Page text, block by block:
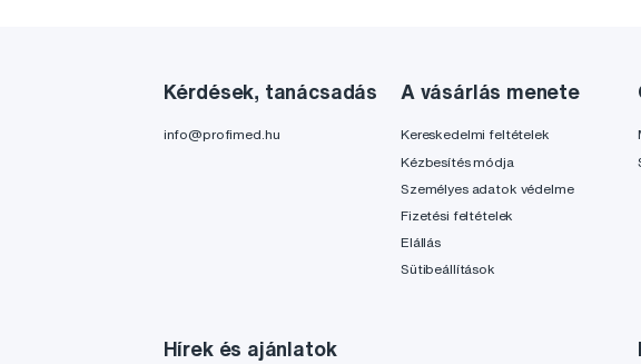
Kérdések, tanácsadás
info@profimed.hu
A vásárlás menete
Kereskedelmi feltételek
Kézbesítés módja
Személyes adatok védelme
Fizetési feltételek
Elállás
Sütibeállítások
Hírek és ajánlatok